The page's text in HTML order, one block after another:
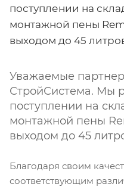
поступлении на
монтажной пены
выходом до 45
Уважаемые
СтройСистема. Мы
поступлении на
монтажной пены
выходом до 45
Благодаря своим
соответствующим